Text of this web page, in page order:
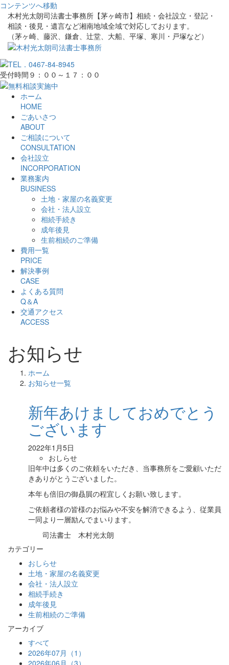
コンテンツへ移動
木村光太朗司法書士事務所【茅ヶ崎市】相続・会社設立・登記・
相談・後見・遺言など湘南地域全域で対応しております。
（茅ヶ崎、藤沢、鎌倉、辻堂、大船、平塚、寒川・戸塚など）
受付時間９：００～１７：００
ホーム
HOME
ごあいさつ
ABOUT
ご相談について
CONSULTATION
会社設立
INCORPORATION
業務案内
BUSINESS
土地・家屋の名義変更
会社・法人設立
相続手続き
成年後見
生前相続のご準備
費用一覧
PRICE
解決事例
CASE
よくある質問
Q＆A
交通アクセス
ACCESS
お知らせ
ホーム
お知らせ一覧
新年あけましておめでとう
ございます
2022年1月5日
おしらせ
旧年中は多くのご依頼をいただき、当事務所をご愛顧いただ
きありがとうございました。
本年も倍旧の御贔屓の程宜しくお願い致します。
ご依頼者様の皆様のお悩みや不安を解消できるよう、従業員
一同より一層励んでまいります。
司法書士 木村光太朗
カテゴリー
おしらせ
土地・家屋の名義変更
会社・法人設立
相続手続き
成年後見
生前相続のご準備
アーカイブ
すべて
2026年07月（1）
2026年06月（3）